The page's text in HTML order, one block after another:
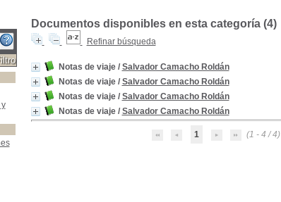
Documentos disponibles en esta categoría (4)
Refinar búsqueda
Notas de viaje / Salvador Camacho Roldán
Notas de viaje / Salvador Camacho Roldán
Notas de viaje / Salvador Camacho Roldán
Notas de viaje / Salvador Camacho Roldán
1 (1 - 4 / 4)
-Siglo XIX
y viajes -Siglo XIX